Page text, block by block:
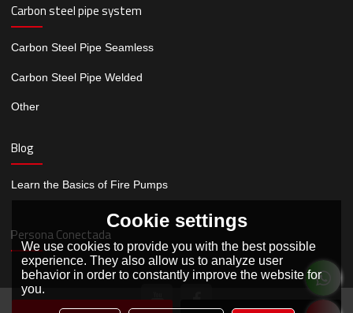
Carbon steel pipe system
Carbon Steel Pipe Seamless
Carbon Steel Pipe Welded
Other
Blog
Learn the Basics of Fire Pumps
Persona Conectada
Cookie settings
We use cookies to provide you with the best possible
experience. They also allow us to analyze user
behavior in order to constantly improve the website for
you.